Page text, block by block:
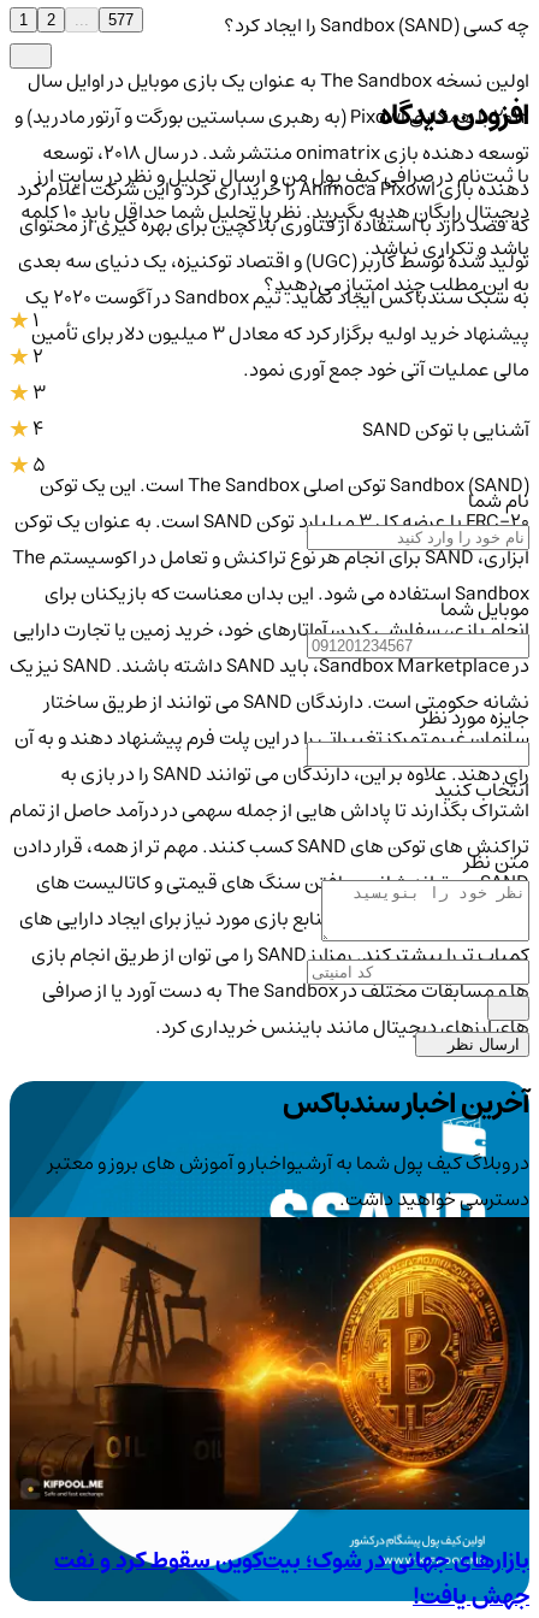
چه کسی Sandbox (SAND) را ایجاد کرد؟
اولین نسخه The Sandbox به عنوان یک بازی موبایل در اوایل سال
2012 با همکاری Pixowl (به رهبری سباستین بورگت و آرتور مادرید) و
توسعه دهنده بازی onimatrix منتشر شد. در سال 2018، توسعه
دهنده بازی Animoca Pixowl را خریداری کرد و این شرکت اعلام کرد
که قصد دارد با استفاده از فناوری بلاکچین برای بهره گیری از محتوای
تولید شده توسط کاربر (UGC) و اقتصاد توکنیزه، یک دنیای سه بعدی
به سبک سندباکس ایجاد نماید. تیم Sandbox در آگوست 2020 یک
پیشنهاد خرید اولیه برگزار کرد که معادل 3 میلیون دلار برای تأمین
مالی عملیات آتی خود جمع آوری نمود.
آشنایی با توکن SAND
Sandbox (SAND) توکن اصلی The Sandbox است. این یک توکن
ERC-20 با عرضه کل 3 میلیارد توکن SAND است. به عنوان یک توکن
ابزاری، SAND برای انجام هر نوع تراکنش و تعامل در اکوسیستم The
Sandbox استفاده می شود. این بدان معناست که بازیکنان برای
انجام بازی، سفارشی کردن آواتارهای خود، خرید زمین یا تجارت دارایی
در Sandbox Marketplace، باید SAND داشته باشند. SAND نیز یک
نشانه حکومتی است. دارندگان SAND می توانند از طریق ساختار
سازمان غیرمتمرکز تغییراتی را در این پلت فرم پیشنهاد دهند و به آن
رأی دهند. علاوه بر این، دارندگان می توانند SAND را در بازی به
اشتراک بگذارند تا پاداش هایی از جمله سهمی در درآمد حاصل از تمام
تراکنش های توکن های SAND کسب کنند. مهم تر از همه، قرار دادن
SAND می تواند شانس یافتن سنگ های قیمتی و کاتالیست های
ارزشمند را افزایش داده و منابع بازی مورد نیاز برای ایجاد دارایی های
کمیاب تر را بیشتر کند. رمزارز SAND را می توان از طریق انجام بازی
ها و مسابقات مختلف در The Sandbox به دست آورد یا از صرافی
های ارزهای دیجیتال مانند بایننس خریداری کرد.
577
افزودن دیدگاه
با ثبت‌نام در صرافی کیف پول من و ارسال تحلیل و نظر در سایت ارز
دیجیتال رایگان هدیه بگیرید. نظر یا تحلیل شما حداقل باید ۱۰ کلمه
باشد و تکراری نباشد.
به این مطلب چند امتیاز می‌دهید؟
1
2
3
4
5
نام شما
موبایل شما
جایزه مورد نظر
انتخاب کنید
متن نظر
ارسال نظر
آخرین اخبار سندباکس
در وبلاگ کیف پول شما به آرشیواخبار و آموزش های بروز و معتبر
دسترسی خواهید داشت.
بازارهای جهانی در شوک؛ بیت‌کوین سقوط کرد و نفت
جهش یافت!